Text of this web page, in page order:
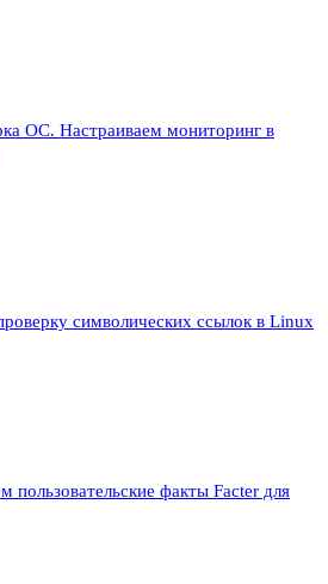
ОС. Настраиваем мониторинг в
символических ссылок в Linux
пользовательские факты Facter для